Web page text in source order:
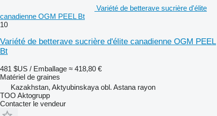
Variété de betterave sucrière d'élite
canadienne OGM PEEL Bt
10
Variété de betterave sucrière d'élite canadienne OGM PEEL
Bt
481 $US / Emballage ≈ 418,80 €
Matériel de graines
Kazakhstan, Aktyubinskaya obl. Astana rayon
TOO Aktogrupp
Contacter le vendeur